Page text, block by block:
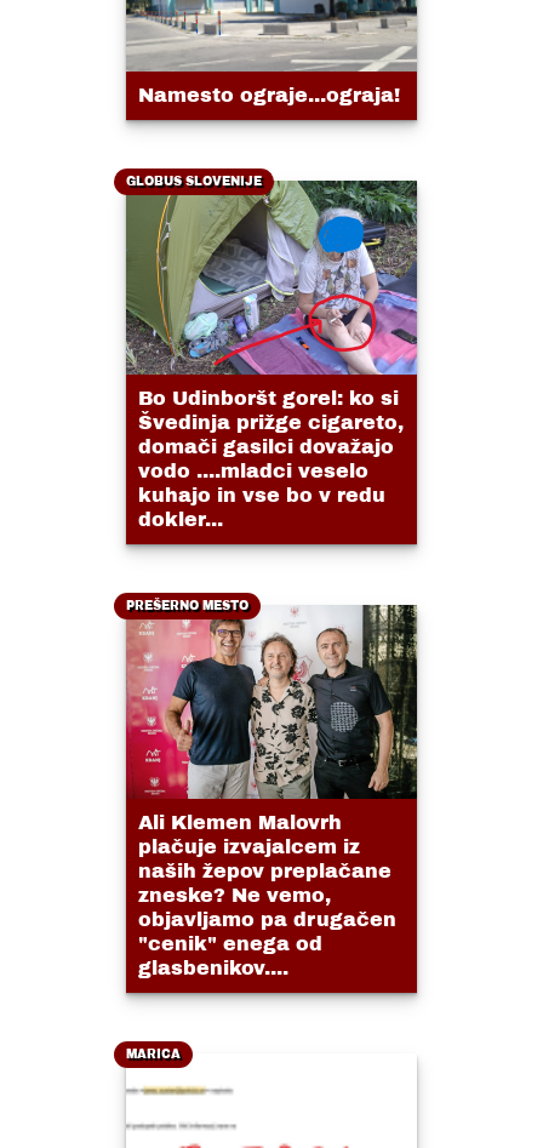
Namesto ograje...ograja!
GLOBUS SLOVENIJE
Bo Udinboršt gorel: ko si
Švedinja prižge cigareto,
domači gasilci dovažajo
vodo ....mladci veselo
kuhajo in vse bo v redu
dokler...
PREŠERNO MESTO
Ali Klemen Malovrh
plačuje izvajalcem iz
naših žepov preplačane
zneske? Ne vemo,
objavljamo pa drugačen
"cenik" enega od
glasbenikov....
MARICA